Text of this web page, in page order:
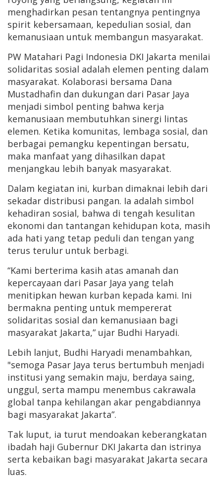
menghadirkan pesan tentangnya pentingnya
spirit kebersamaan, kepedulian sosial, dan
kemanusiaan untuk membangun masyarakat.
PW Matahari Pagi Indonesia DKI Jakarta menilai
solidaritas sosial adalah elemen penting dalam
masyarakat. Kolaborasi bersama Dana
Mustadhafin dan dukungan dari Pasar Jaya
menjadi simbol penting bahwa kerja
kemanusiaan membutuhkan sinergi lintas
elemen. Ketika komunitas, lembaga sosial, dan
berbagai pemangku kepentingan bersatu,
maka manfaat yang dihasilkan dapat
menjangkau lebih banyak masyarakat.
Dalam kegiatan ini, kurban dimaknai lebih dari
sekadar distribusi pangan. Ia adalah simbol
kehadiran sosial, bahwa di tengah kesulitan
ekonomi dan tantangan kehidupan kota, masih
ada hati yang tetap peduli dan tengan yang
terus terulur untuk berbagi.
“Kami berterima kasih atas amanah dan
kepercayaan dari Pasar Jaya yang telah
menitipkan hewan kurban kepada kami. Ini
bermakna penting untuk mempererat
solidaritas sosial dan kemanusiaan bagi
masyarakat Jakarta,” ujar Budhi Haryadi.
Lebih lanjut, Budhi Haryadi menambahkan,
"semoga Pasar Jaya terus bertumbuh menjadi
institusi yang semakin maju, berdaya saing,
unggul, serta mampu menembus cakrawala
global tanpa kehilangan akar pengabdiannya
bagi masyarakat Jakarta”.
Tak luput, ia turut mendoakan keberangkatan
ibadah haji Gubernur DKI Jakarta dan istrinya
serta kebaikan bagi masyarakat Jakarta secara
luas.